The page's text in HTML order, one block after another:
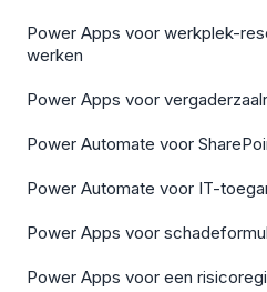
Power Apps voor werkplek-
werken
Power Apps voor
Power Automate voor
Power Automate voor IT-
Power Apps voor
Power Apps voor een